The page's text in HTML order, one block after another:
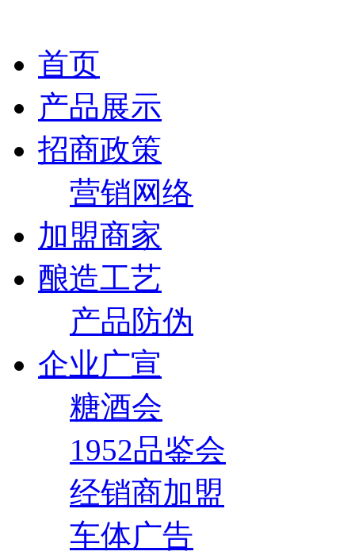
首页
产品展示
招商政策
营销网络
加盟商家
酿造工艺
产品防伪
企业广宣
糖酒会
1952品鉴会
经销商加盟
车体广告